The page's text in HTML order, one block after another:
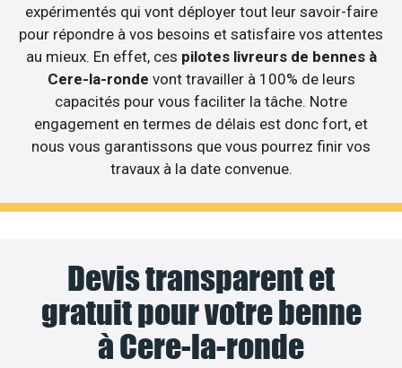
expérimentés qui vont déployer tout leur savoir-faire
pour répondre à vos besoins et satisfaire vos attentes
au mieux. En effet, ces pilotes livreurs de bennes à
Cere-la-ronde vont travailler à 100% de leurs
capacités pour vous faciliter la tâche. Notre
engagement en termes de délais est donc fort, et
nous vous garantissons que vous pourrez finir vos
travaux à la date convenue.
Devis transparent et
gratuit pour votre benne
à Cere-la-ronde